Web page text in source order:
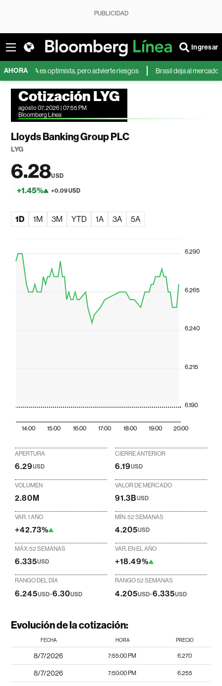
PUBLICIDAD
Ingresar
AHORAes optimista, pero advierte riesgos Brasil deja al mercado mundial
Cotización LYG
agosto 07, 2026 | 07:55 PM
Bloomberg Línea
Lloyds Banking Group PLC
LYG
6.28USD
+1.45% +0.09 USD
1D 1M 3M YTD 1A 3A 5A
14:00 15:00 16:00 17:00 18:00 19:00 20:00
6.190
6.215
6.240
6.265
6.290
APERTURA
6.29USD
CIERRE ANTERIOR
6.19USD
VOLUMEN
2.80M
VALOR DE MERCADO
91.3BUSD
VAR. 1 AÑO
+42.73%
MÍN. 52 SEMANAS
4.205USD
MÁX. 52 SEMANAS
6.335USD
VAR. EN EL AÑO
+18.49%
RANGO DEL DÍA
6.245USD-6.30USD
RANGO 52 SEMANAS
4.205USD-6.335USD
Evolución de la cotización:
FECHA HORA PRECIO
8/7/2026 7:55:00 PM 6.270
8/7/2026 7:50:00 PM 6.255